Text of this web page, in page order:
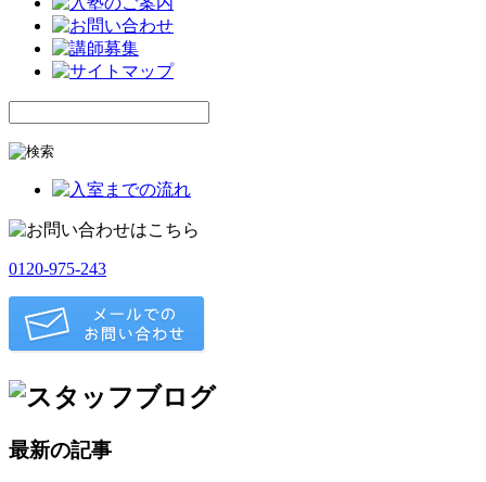
0120-975-243
最新の記事